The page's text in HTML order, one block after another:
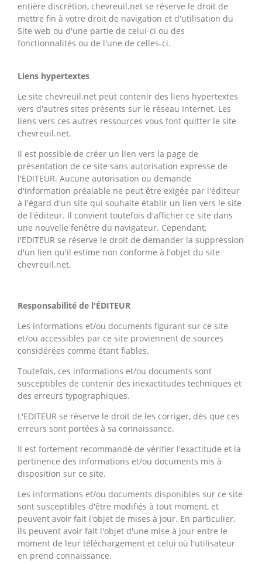
entière discrétion, chevreuil.net se réserve le droit de
mettre fin à votre droit de navigation et d'utilisation du
Site web ou d'une partie de celui-ci ou des
fonctionnalités ou de l'une de celles-ci.
Liens hypertextes
Le site chevreuil.net peut contenir des liens hypertextes
vers d'autres sites présents sur le réseau Internet. Les
liens vers ces autres ressources vous font quitter le site
chevreuil.net.
Il est possible de créer un lien vers la page de
présentation de ce site sans autorisation expresse de
l'EDITEUR. Aucune autorisation ou demande
d'information préalable ne peut être exigée par l'éditeur
à l'égard d'un site qui souhaite établir un lien vers le site
de l'éditeur. Il convient toutefois d'afficher ce site dans
une nouvelle fenêtre du navigateur. Cependant,
l'EDITEUR se réserve le droit de demander la suppression
d'un lien qu'il estime non conforme à l'objet du site
chevreuil.net.
Responsabilité de l'ÉDITEUR
Les informations et/ou documents figurant sur ce site
et/ou accessibles par ce site proviennent de sources
considérées comme étant fiables.
Toutefois, ces informations et/ou documents sont
susceptibles de contenir des inexactitudes techniques et
des erreurs typographiques.
L'EDITEUR se réserve le droit de les corriger, dès que ces
erreurs sont portées à sa connaissance.
Il est fortement recommandé de vérifier l'exactitude et la
pertinence des informations et/ou documents mis à
disposition sur ce site.
Les informations et/ou documents disponibles sur ce site
sont susceptibles d'être modifiés à tout moment, et
peuvent avoir fait l'objet de mises à jour. En particulier,
ils peuvent avoir fait l'objet d'une mise à jour entre le
moment de leur téléchargement et celui où l'utilisateur
en prend connaissance.